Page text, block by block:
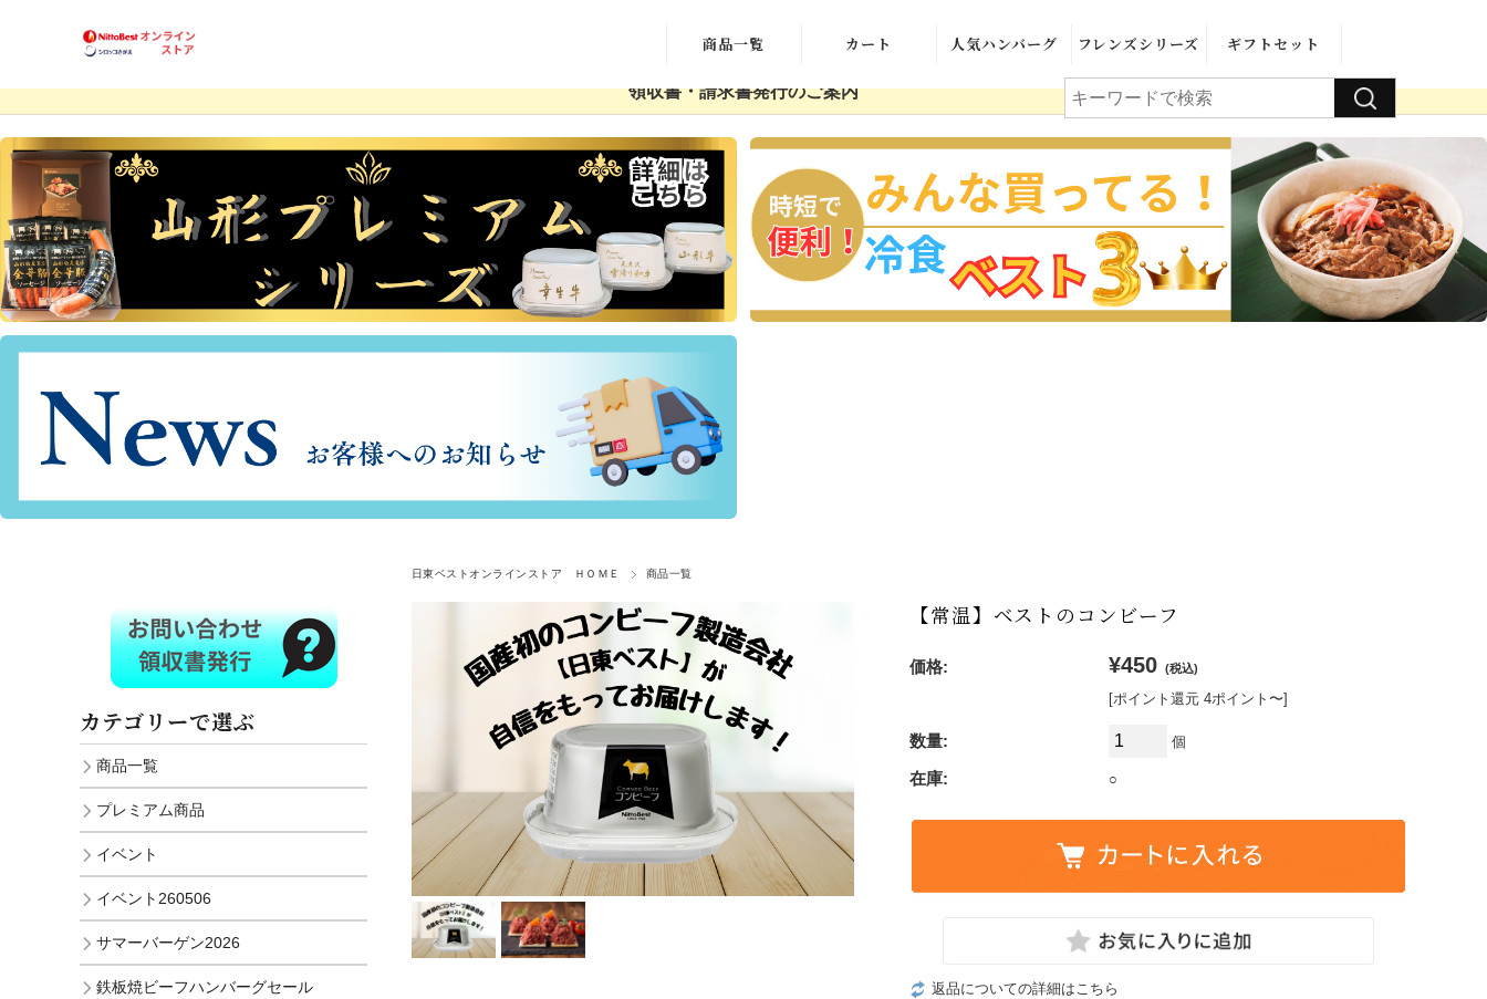
商品一覧
デザート
肉加工品
冷凍おかず
ギフトセット
カート
新規会員登録
マイページ
ご利用ガイドへ
人気ハンバーグ フレンズシリーズ ギフトセット
お買得品 利用案内
領収書・請求書発行のご案内
日東ベストオンラインストア ＨＯＭＥ 商品一覧
【常温】ベストのコンビーフ
価格: ¥450 (税込)
[ポイント還元 4ポイント〜]
数量: 個
在庫: ○
返品についての詳細はこちら
カテゴリーで選ぶ
商品一覧
プレミアム商品
イベント
イベント260506
サマーバーゲン2026
鉄板焼ビーフハンバーグセール